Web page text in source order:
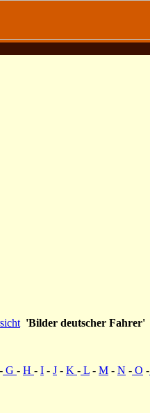
'Bilder deutscher Fahrer'
- G - H - I - J - K - L - M - N - O -